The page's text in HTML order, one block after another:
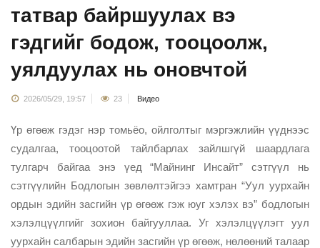
татвар байршуулах вэ
гэдгийг бодож, тооцоолж,
уялдуулах нь оновчтой
2026/05/29, 19:57 23 Видео
Үр өгөөж гэдэг нэр томьёо, ойлголтыг мэргэжлийн үүднээс
судалгаа, тооцоотой тайлбарлах зайлшгүй шаардлага
тулгарч байгаа энэ үед “Майнинг Инсайт” сэтгүүл нь
сэтгүүлийн Бодлогын зөвлөлтэйгээ хамтран “Уул уурхайн
ордын эдийн засгийн үр өгөөж гэж юуг хэлэх вэ” бодлогын
хэлэлцүүлгийг зохион байгууллаа. Уг хэлэлцүүлэгт уул
уурхайн салбарын эдийн засгийн үр өгөөж, нөлөөний талаар